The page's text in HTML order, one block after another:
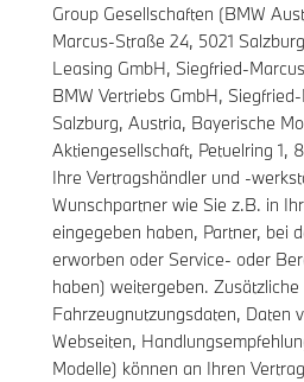
Group Gesellschaften (BMW
Marcus-Straße 24, 5021
Leasing GmbH, Siegfried-
BMW Vertriebs GmbH,
Salzburg, Austria, Bayerische
Aktiengesellschaft, Petuelring 1,
Ihre Vertragshändler und -
Wunschpartner wie Sie z.B. in
eingegeben haben, Partner, bei
erworben oder Service- oder
haben) weitergeben.
Fahrzeugnutzungsdaten, Daten
Webseiten,
Modelle) können an Ihren